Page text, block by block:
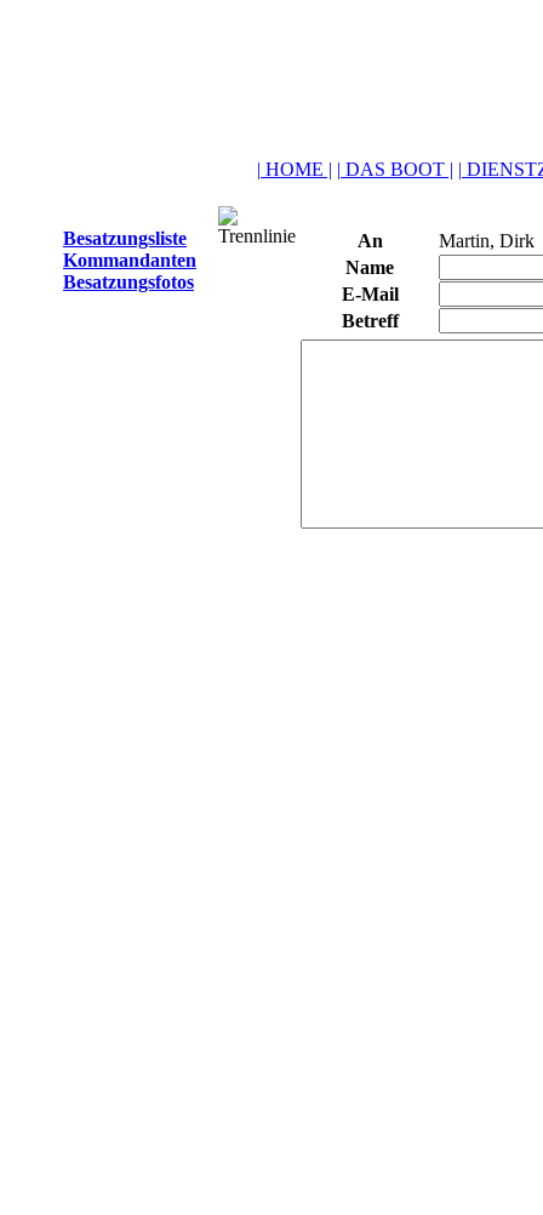
| HOME | | DAS BOOT | |
Besatzungsliste
Kommandanten
Besatzungsfotos
An
Martin, Dirk
Name
E-Mail
Betreff